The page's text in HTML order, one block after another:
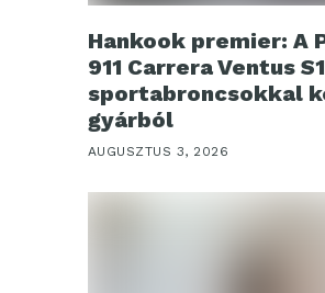
Hankook premier: A
911 Carrera Ventus
sportabroncsokkal
gyárból
AUGUSZTUS 3, 2026